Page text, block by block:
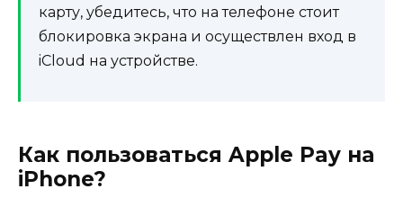
карту, убедитесь, что на телефоне стоит
блокировка экрана и осуществлен вход в
iCloud на устройстве.
Как пользоваться Apple Pay на
iPhone?